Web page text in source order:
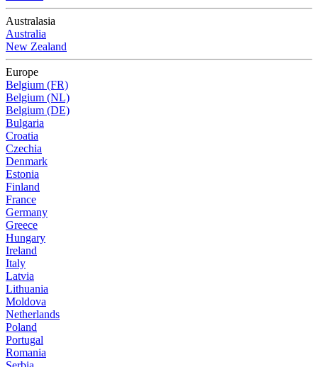
Australasia
Australia
New Zealand
Europe
Belgium (FR)
Belgium (NL)
Belgium (DE)
Bulgaria
Croatia
Czechia
Denmark
Estonia
Finland
France
Germany
Greece
Hungary
Ireland
Italy
Latvia
Lithuania
Moldova
Netherlands
Poland
Portugal
Romania